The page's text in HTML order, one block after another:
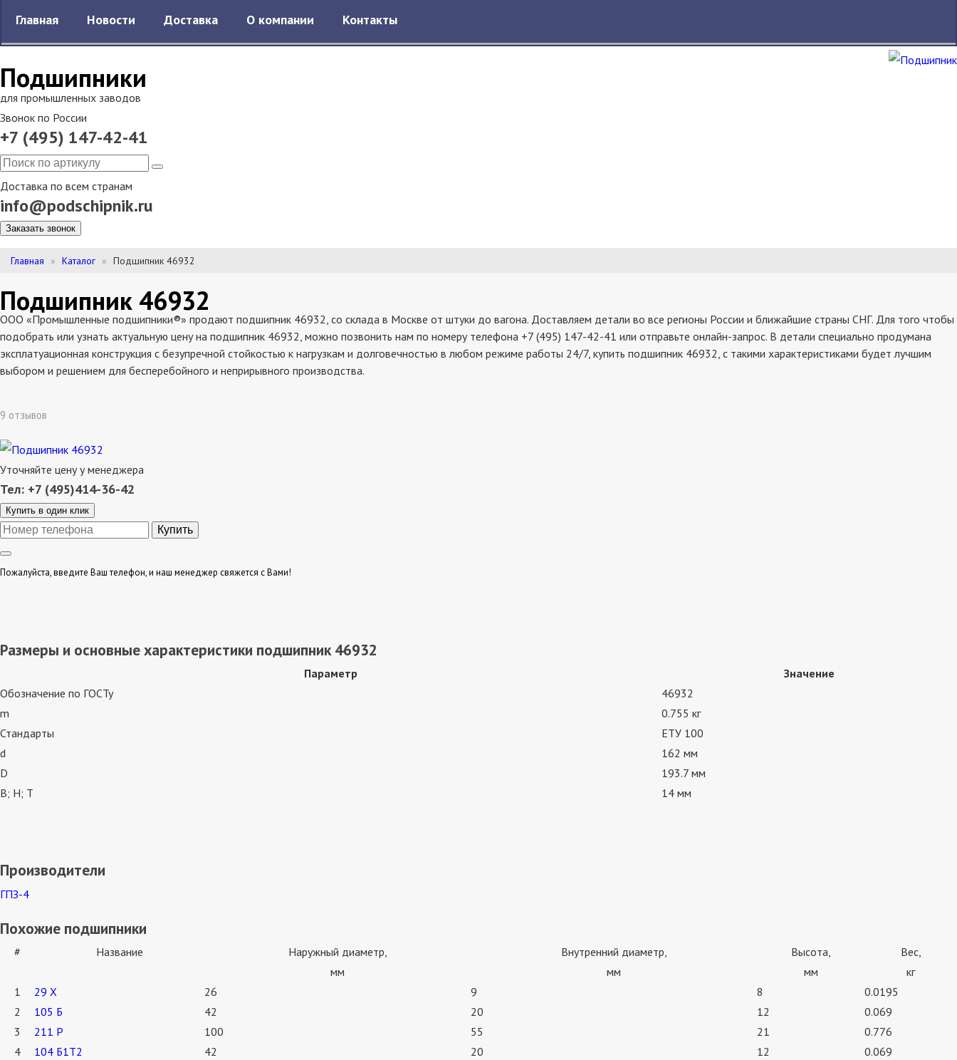
Подшипники
для промышленных заводов
Звонок по России
+7 (495) 147-42-41
Доставка по всем странам
info@podschipnik.ru
Заказать звонок
Главная Новости Доставка О компании Контакты
Главная Каталог Подшипник 46932
Подшипник 46932
ООО «Промышленные подшипники®» продают подшипник 46932, со склада в Москве от штуки до вагона. Доставляем детали во все регионы России и ближайшие страны СНГ. Для того чтобы
подобрать или узнать актуальную цену на подшипник 46932, можно позвонить нам по номеру телефона +7 (495) 147-42-41 или отправьте онлайн-запрос. В детали специально продумана
эксплатуационная конструкция с безупречной стойкостью к нагрузкам и долговечностью в любом режиме работы 24/7, купить подшипник 46932, с такими характеристиками будет лучшим
выбором и решением для бесперебойного и неприрывного производства.
9 отзывов
Уточняйте цену у менеджера
Тел: +7 (495)414-36-42
Купить в один клик
Пожалуйста, введите Ваш телефон, и наш менеджер свяжется с Вами!
Размеры и основные характеристики подшипник 46932
Параметр
Значение
Обозначение по ГОСТу
46932
m
0.755 кг
Стандарты
ЕТУ 100
d
162 мм
D
193.7 мм
В; Н; Т
14 мм
Производители
ГПЗ-4
Похожие подшипники
# Название
Наружный диаметр,
мм
Внутренний диаметр,
мм
Высота,
мм
Вес,
кг
1
29 Х 26 9 8
0.0195
2
105 Б 42 20 12
0.069
3
211 Р 100 55 21
0.776
4
104 Б1Т2 42 20 12
0.069